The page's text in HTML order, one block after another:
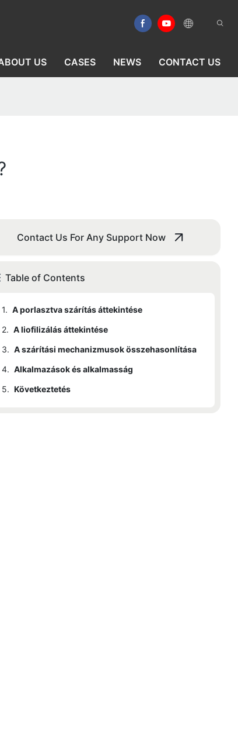
US CASES NEWS CONTACT US
Contact Us For Any Support Now
Table of Contents
1. A porlasztva szárítás áttekintése
2. A liofilizálás áttekintése
3. A szárítási mechanizmusok összehasonlítása
4. Alkalmazások és alkalmasság
5. Következtetés